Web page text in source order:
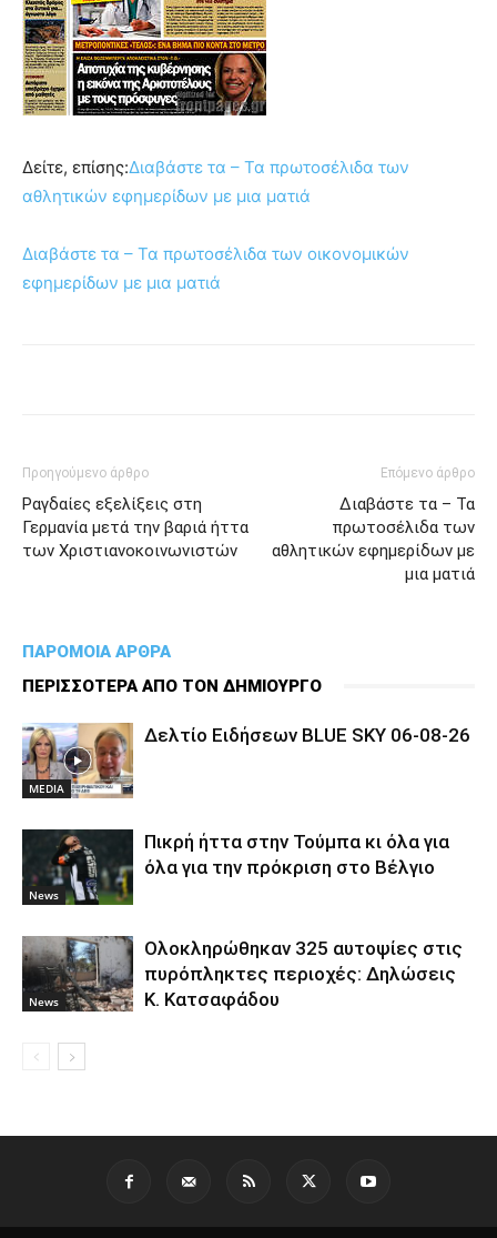
Δείτε, επίσης:Διαβάστε τα – Τα πρωτοσέλιδα των
αθλητικών εφημερίδων με μια ματιά
Διαβάστε τα – Τα πρωτοσέλιδα των οικονομικών
εφημερίδων με μια ματιά
Προηγούμενο άρθρο
Ραγδαίες εξελίξεις στη
Γερμανία μετά την βαριά ήττα
των Χριστιανοκοινωνιστών
Επόμενο άρθρο
Διαβάστε τα – Τα
πρωτοσέλιδα των
αθλητικών εφημερίδων με
μια ματιά
ΠΑΡΟΜΟΙΑ ΑΡΘΡΑ
ΠΕΡΙΣΣΟΤΕΡΑ ΑΠΟ ΤΟΝ ΔΗΜΙΟΥΡΓΟ
MEDIA
Δελτίο Ειδήσεων BLUE SKY 06-08-26
News
Πικρή ήττα στην Τούμπα κι όλα για
όλα για την πρόκριση στο Βέλγιο
News
Ολοκληρώθηκαν 325 αυτοψίες στις
πυρόπληκτες περιοχές: Δηλώσεις
Κ. Κατσαφάδου